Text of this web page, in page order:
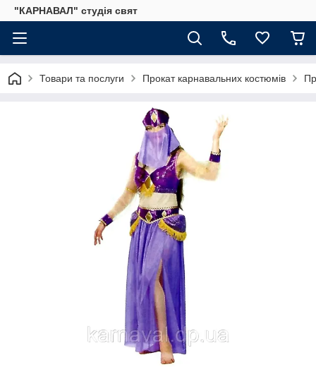
"КАРНАВАЛ" студія свят
Товари та послуги Прокат карнавальних костюмів